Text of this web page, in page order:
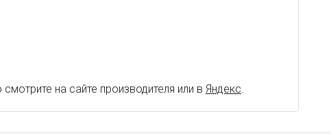
на сайте производителя или в Яндекс.